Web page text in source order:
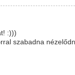
:)))
szabadna